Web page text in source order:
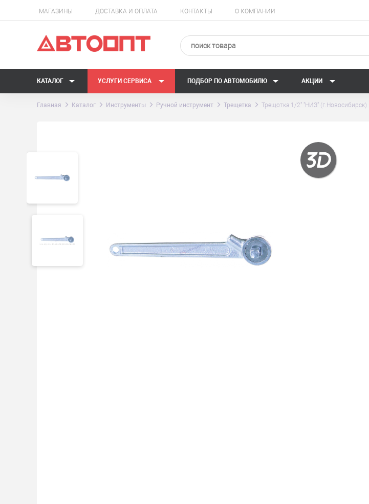
МАГАЗИНЫ ДОСТАВКА И ОПЛАТА КОНТАКТЫ О КОМПАНИИ
КАТАЛОГ УСЛУГИ СЕРВИСА ПОДБОР ПО АВТОМОБИЛЮ АКЦИИ
Главная Каталог Инструменты Ручной инструмент Трещетка Трещотка 1/2" "НИЗ" (г.Новосибирск)